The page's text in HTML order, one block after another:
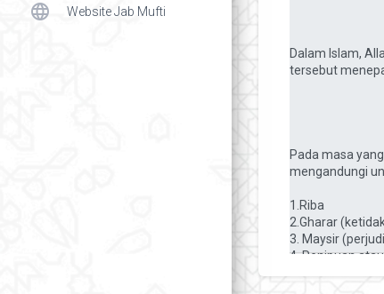
language Website Jab Mufti